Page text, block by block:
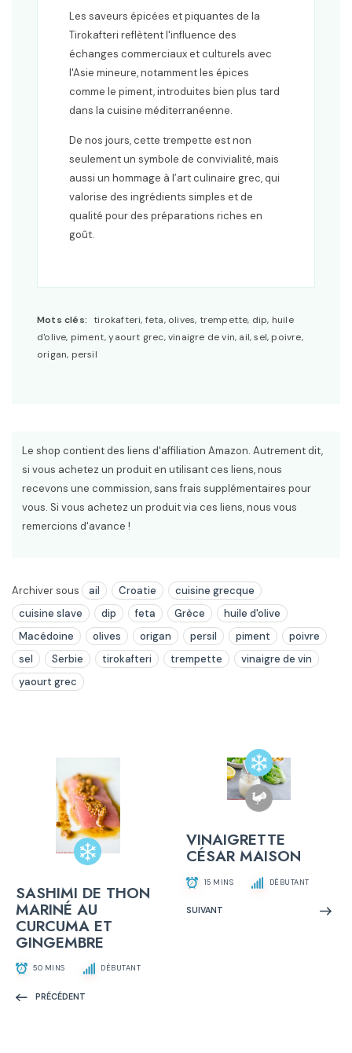
Les saveurs épicées et piquantes de la
Tirokafteri reflètent l'influence des
échanges commerciaux et culturels avec
l'Asie mineure, notamment les épices
comme le piment, introduites bien plus tard
dans la cuisine méditerranéenne.
De nos jours, cette trempette est non
seulement un symbole de convivialité, mais
aussi un hommage à l’art culinaire grec, qui
valorise des ingrédients simples et de
qualité pour des préparations riches en
goût.
Mots clés: tirokafteri, feta, olives, trempette, dip, huile
d'olive, piment, yaourt grec, vinaigre de vin, ail, sel, poivre,
origan, persil
Le shop contient des liens d'affiliation Amazon. Autrement dit,
si vous achetez un produit en utilisant ces liens, nous
recevons une commission, sans frais supplémentaires pour
vous. Si vous achetez un produit via ces liens, nous vous
remercions d'avance !
Archiver sous ail Croatie
cuisine grecque
cuisine slave
dip feta Grèce
huile d'olive
Macédoine
olives origan persil piment
poivre
sel
Serbie tirokafteri trempette
vinaigre de vin
yaourt grec
SASHIMI DE THON
MARINÉ AU
CURCUMA ET
GINGEMBRE
50 MINS DÉBUTANT
PRÉCÉDENT
VINAIGRETTE
CÉSAR MAISON
15 MINS DÉBUTANT
SUIVANT